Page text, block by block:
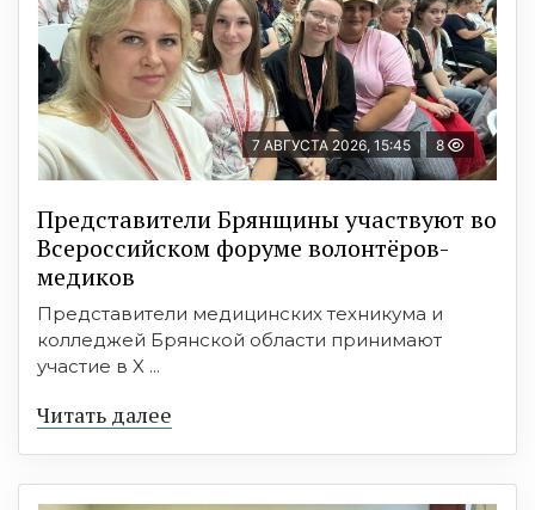
7 АВГУСТА 2026, 15:45 8
Представители Брянщины участвуют во
Всероссийском форуме волонтёров-
медиков
Представители медицинских техникума и
колледжей Брянской области принимают
участие в X ...
Читать далее